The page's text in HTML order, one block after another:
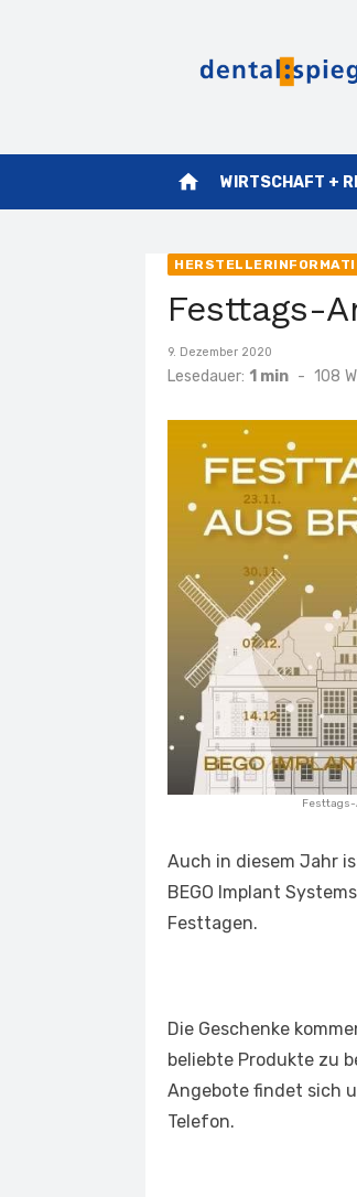
home WIRTSCHAFT +
Festtags-
Veröffentlicht
am
9. Dezember 2020
Lesedauer: 1 min - 108
Festtags-
Auch in diesem Jahr
BEGO Implant
Festtagen.
Die Geschenke
beliebte Produkte zu
Angebote findet sich
Telefon.